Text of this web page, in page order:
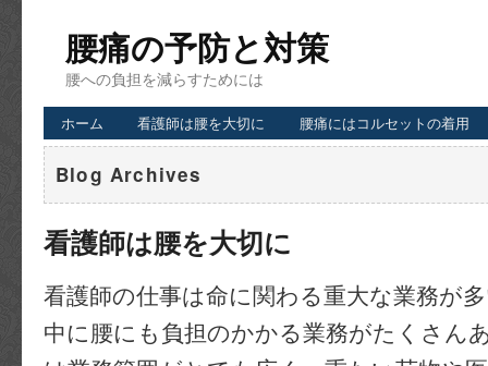
腰痛の予防と対策
腰への負担を減らすためには
ホーム 看護師は腰を大切に 腰痛にはコルセットの着用
Blog Archives
看護師は腰を大切に
看護師の仕事は命に関わる重大な業務が
中に腰にも負担のかかる業務がたくさん